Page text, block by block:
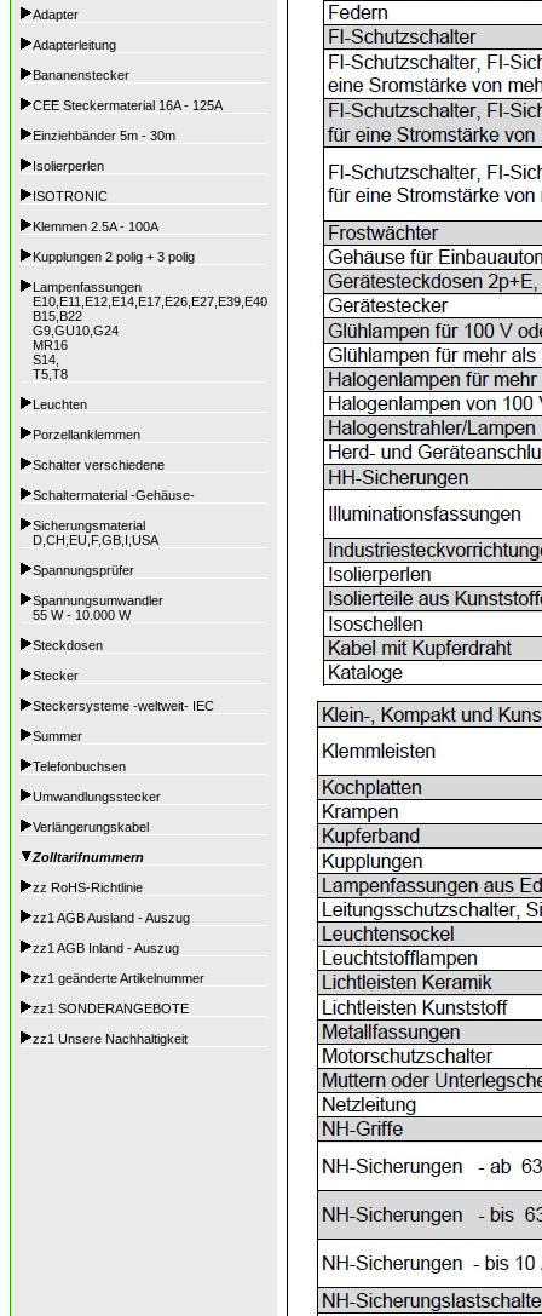
Adapter
Adapterleitung
Bananenstecker
CEE Steckermaterial 16A - 125A
Einziehbänder 5m - 30m
Isolierperlen
ISOTRONIC
Klemmen 2.5A - 100A
Kupplungen 2 polig + 3 polig
Lampenfassungen
E10,E11,E12,E14,E17,E26,E27,E39,E40
B15,B22
G9,GU10,G24
MR16
S14,
T5,T8
Leuchten
Porzellanklemmen
Schalter verschiedene
Schaltermaterial -Gehäuse-
Sicherungsmaterial
D,CH,EU,F,GB,I,USA
Spannungsprüfer
Spannungsumwandler
55 W - 10.000 W
Steckdosen
Stecker
Steckersysteme -weltweit- IEC
Summer
Telefonbuchsen
Umwandlungsstecker
Verlängerungskabel
Zolltarifnummern
zz RoHS-Richtlinie
zz1 AGB Ausland - Auszug
zz1 AGB Inland - Auszug
zz1 geänderte Artikelnummer
zz1 SONDERANGEBOTE
zz1 Unsere Nachhaltigkeit